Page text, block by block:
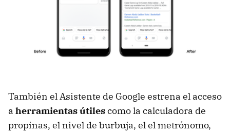
También el Asistente de Google estrena el acceso
a herramientas útilescomo la calculadora de
propinas, el nivel de burbuja, el el metrónomo,